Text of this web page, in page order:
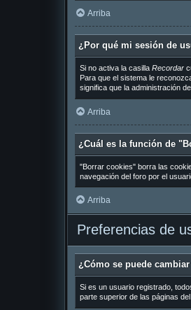
Arriba
¿Por qué mi sesión de
Si no activa la casilla Recordar
Para que el sistema le
significa que la administración
Arriba
¿Cuál es la función de
"Borrar cookies" borra las
navegación del foro por el
Arriba
Preferencias de
¿Cómo se puede
Si es un usuario registrado,
parte superior de las páginas